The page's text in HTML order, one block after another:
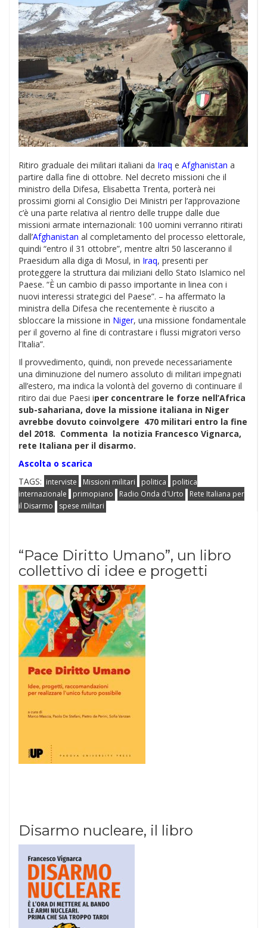
Ritiro graduale dei militari italiani da Iraq e Afghanistan a
partire dalla fine di ottobre. Nel decreto missioni che il
ministro della Difesa, Elisabetta Trenta, porterà nei
prossimi giorni al Consiglio Dei Ministri per l’approvazione
c’è una parte relativa al rientro delle truppe dalle due
missioni armate internazionali: 100 uomini verranno ritirati
dall’Afghanistan al completamento del processo elettorale,
quindi “entro il 31 ottobre”, mentre altri 50 lasceranno il
Praesidum alla diga di Mosul, in Iraq, presenti per
proteggere la struttura dai miliziani dello Stato Islamico nel
Paese. “È un cambio di passo importante in linea con i
nuovi interessi strategici del Paese”. – ha affermato la
ministra della Difesa che recentemente è riuscito a
sbloccare la missione in Niger, una missione fondamentale
per il governo al fine di contrastare i flussi migratori verso
l’Italia”.
Il provvedimento, quindi, non prevede necessariamente
una diminuzione del numero assoluto di militari impegnati
all’estero, ma indica la volontà del governo di continuare il
ritiro dai due Paesi iper concentrare le forze nell’Africa
sub-sahariana, dove la missione italiana in Niger
avrebbe dovuto coinvolgere 470 militari entro la fine
del 2018. Commenta la notizia Francesco Vignarca,
rete Italiana per il disarmo.
Ascolta o scarica
TAGS: interviste Missioni militari politica
politica
internazionale
primopiano Radio Onda d'Urto
Rete Italiana per
il Disarmo
spese militari
“Pace Diritto Umano”, un libro
collettivo di idee e progetti
Disarmo nucleare, il libro